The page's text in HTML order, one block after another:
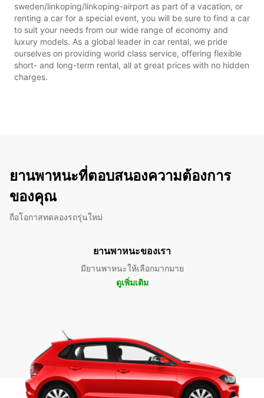
sweden/linkoping/linkoping-airport as part of a vacation, or
renting a car for a special event, you will be sure to find a car
to suit your needs from our wide range of economy and
luxury models. As a global leader in car rental, we pride
ourselves on providing world class service, offering flexible
short- and long-term rental, all at great prices with no hidden
charges.
ยานพาหนะที่ตอบสนองความต้องการ
ของคุณ
ถือโอกาสทดลองรถรุ่นใหม่
ยานพาหนะของเรา
มียานพาหนะให้เลือกมากมาย
ดูเพิ่มเติม